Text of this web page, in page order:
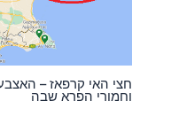
חצי האי קרפאז –
וחמורי הפרא שבה